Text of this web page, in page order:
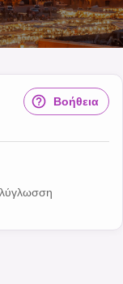
Βοήθεια